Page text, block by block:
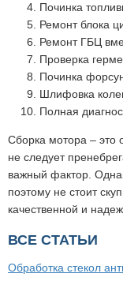
Починка
Ремонт блока
Ремонт ГБЦ
Проверка
Починка
Шлифовка
Полная
Сборка мотора – это
не следует
важный фактор.
поэтому не стоит
качественной и
ВСЕ СТАТЬИ
Обработка стекол